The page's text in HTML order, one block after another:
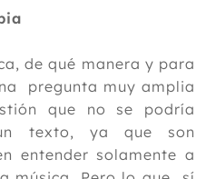
de qué manera y para
pregunta muy amplia
que no se podría
texto, ya que son
entender solamente a